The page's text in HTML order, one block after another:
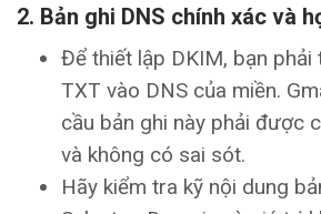
2. Bản ghi DNS chính xác và
Để thiết lập DKIM, bạn phải
TXT vào DNS của miền.
cầu bản ghi này phải được
và không có sai sót.
Hãy kiểm tra kỹ nội dung